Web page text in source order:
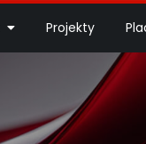
Projekty